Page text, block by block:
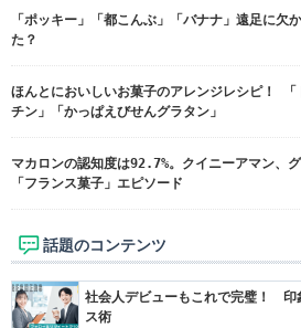
「ポッキー」「都こんぶ」「バナナ」遠足に欠
た？
ほんとにおいしいお菓子のアレンジレシピ！
チン」「かっぱえびせんグラタン」
マカロンの認知度は92.7%。クイニーアマン、
「フランス菓子」エピソード
話題のコンテンツ
社会人デビューもこれで完璧！ 印
ス術